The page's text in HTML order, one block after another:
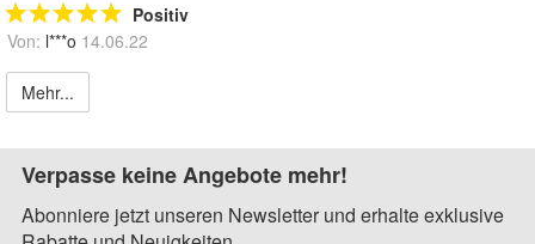
Positiv
Von: l***o 14.06.22
Mehr...
Verpasse keine Angebote mehr!
Abonniere jetzt unseren Newsletter und erhalte exklusive